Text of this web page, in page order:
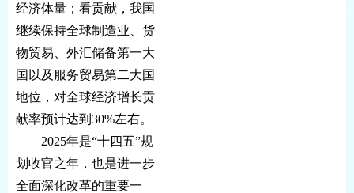
经济体量；看贡献，我国
继续保持全球制造业、货
物贸易、外汇储备第一大
国以及服务贸易第二大国
地位，对全球经济增长贡
献率预计达到30%左右。
2025年是“十四五”规
划收官之年，也是进一步
全面深化改革的重要一